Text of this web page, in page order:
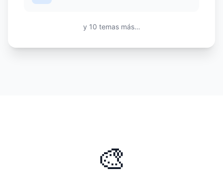
y 10 temas más…
🎨